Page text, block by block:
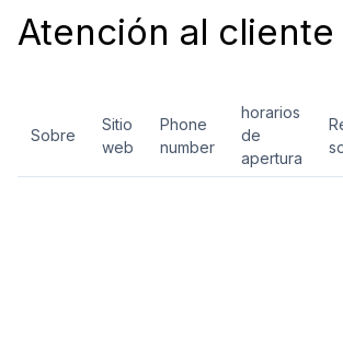
Atención al cliente
Sobre
Sitio
web
Phone
number
horarios
de
apertura